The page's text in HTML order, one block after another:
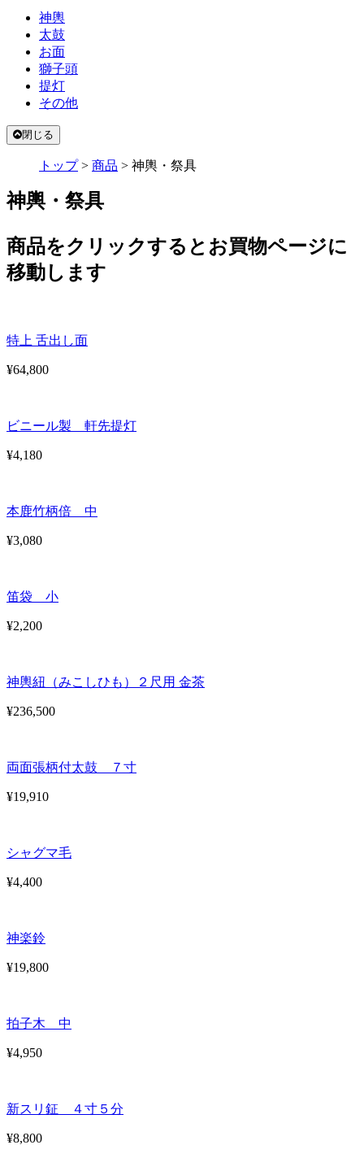
神輿
太鼓
お面
獅子頭
提灯
その他
閉じる
トップ> 商品 > 神輿・祭具
神輿・祭具
商品をクリックするとお買物ページに
移動します
特上 舌出し面
¥64,800
ビニール製 軒先提灯
¥4,180
本鹿竹柄倍 中
¥3,080
笛袋 小
¥2,200
神輿紐（みこしひも）２尺用 金茶
¥236,500
両面張柄付太鼓 ７寸
¥19,910
シャグマ毛
¥4,400
神楽鈴
¥19,800
拍子木 中
¥4,950
新スリ鉦 ４寸５分
¥8,800